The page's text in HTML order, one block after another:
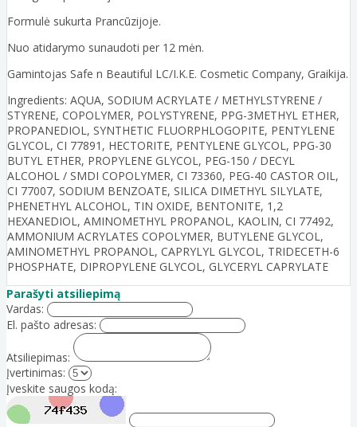
Formulė sukurta Prancūzijoje.
Nuo atidarymo sunaudoti per 12 mėn.
Gamintojas Safe n Beautiful LC/I.K.E. Cosmetic Company, Graikija.
Ingredients: AQUA, SODIUM ACRYLATE / METHYLSTYRENE /
STYRENE, COPOLYMER, POLYSTYRENE, PPG-3METHYL ETHER,
PROPANEDIOL, SYNTHETIC FLUORPHLOGOPITE, PENTYLENE
GLYCOL, CI 77891, HECTORITE, PENTYLENE GLYCOL, PPG-30
BUTYL ETHER, PROPYLENE GLYCOL, PEG-150 / DECYL
ALCOHOL / SMDI COPOLYMER, CI 73360, PEG-40 CASTOR OIL,
CI 77007, SODIUM BENZOATE, SILICA DIMETHYL SILYLATE,
PHENETHYL ALCOHOL, TIN OXIDE, BENTONITE, 1,2
HEXANEDIOL, AMINOMETHYL PROPANOL, KAOLIN, CI 77492,
AMMONIUM ACRYLATES COPOLYMER, BUTYLENE GLYCOL,
AMINOMETHYL PROPANOL, CAPRYLYL GLYCOL, TRIDECETH-6
PHOSPHATE, DIPROPYLENE GLYCOL, GLYCERYL CAPRYLATE
Parašyti atsiliepimą
Vardas:
El. pašto adresas:
Atsiliepimas:
Įvertinimas:
Įveskite saugos kodą: